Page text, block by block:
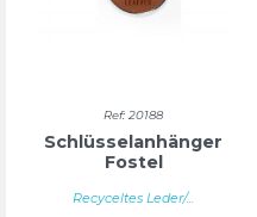
Ref: 20188
Schlüsselanhänger
Fostel
Recyceltes Leder/...